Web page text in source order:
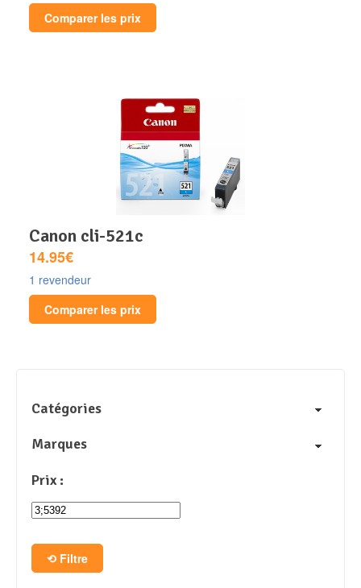
Comparer les prix
canon cli-521c
14.95€
1 revendeur
Comparer les prix
Catégories
Marques
Prix :
Filtre